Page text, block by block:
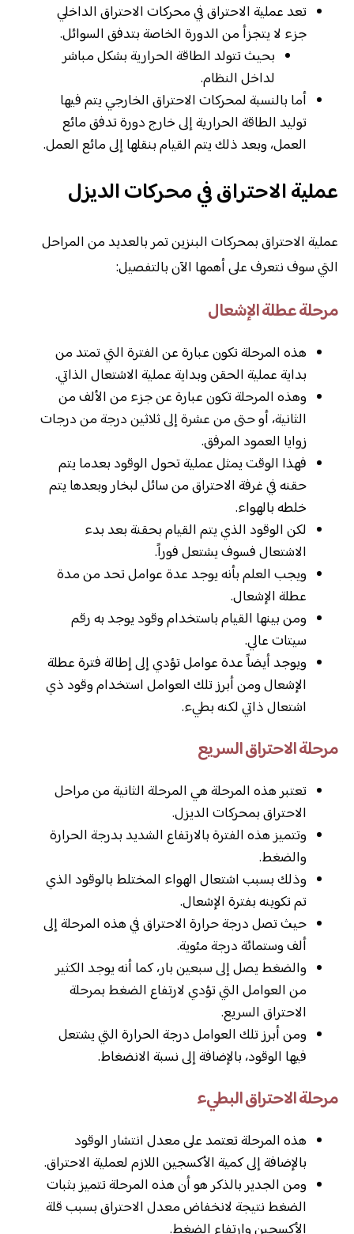
تعد عملية الاحتراق في محركات الاحتراق الداخلي
جزء لا يتجزأ من الدورة الخاصة بتدفق السوائل.
بحيث تتولد الطاقة الحرارية بشكل مباشر
لداخل النظام.
أما بالنسبة لمحركات الاحتراق الخارجي يتم فيها
توليد الطاقة الحرارية إلى خارج دورة تدفق مائع
العمل، وبعد ذلك يتم القيام بنقلها إلى مائع العمل.
عملية الاحتراق في محركات الديزل
عملية الاحتراق بمحركات البنزين تمر بالعديد من المراحل
التي سوف نتعرف على أهمها الآن بالتفصيل:
مرحلة عطلة الإشعال
هذه المرحلة تكون عبارة عن الفترة التي تمتد من
بداية عملية الحقن وبداية عملية الاشتعال الذاتي.
وهذه المرحلة تكون عبارة عن جزء من الألف من
الثانية، أو حتى من عشرة إلى ثلاثين درجة من درجات
زوايا العمود المرفق.
فهذا الوقت يمثل عملية تحول الوقود بعدما يتم
حقنه في غرفة الاحتراق من سائل لبخار وبعدها يتم
خلطه بالهواء.
لكن الوقود الذي يتم القيام بحقنة بعد بدء
الاشتعال فسوف يشتعل فوراً.
ويجب العلم بأنه يوجد عدة عوامل تحد من مدة
عطلة الإشعال.
ومن بينها القيام باستخدام وقود يوجد به رقم
سيتات عالي.
ويوجد أيضاً عدة عوامل تؤدي إلى إطالة فترة عطلة
الإشعال ومن أبرز تلك العوامل استخدام وقود ذي
اشتعال ذاتي لكنه بطيء.
مرحلة الاحتراق السريع
تعتبر هذه المرحلة هي المرحلة الثانية من مراحل
الاحتراق بمحركات الديزل.
وتتميز هذه الفترة بالارتفاع الشديد بدرجة الحرارة
والضغط.
وذلك بسبب اشتعال الهواء المختلط بالوقود الذي
تم تكوينه بفترة الإشعال.
حيث تصل درجة حرارة الاحتراق في هذه المرحلة إلى
ألف وستمائة درجة مئوية.
والضغط يصل إلى سبعين بار، كما أنه يوجد الكثير
من العوامل التي تؤدي لارتفاع الضغط بمرحلة
الاحتراق السريع.
ومن أبرز تلك العوامل درجة الحرارة التي يشتعل
فيها الوقود، بالإضافة إلى نسبة الانضغاط.
مرحلة الاحتراق البطيء
هذه المرحلة تعتمد على معدل انتشار الوقود
بالإضافة إلى كمية الأكسجين اللازم لعملية الاحتراق.
ومن الجدير بالذكر هو أن هذه المرحلة تتميز بثبات
الضغط نتيجة لانخفاض معدل الاحتراق بسبب قلة